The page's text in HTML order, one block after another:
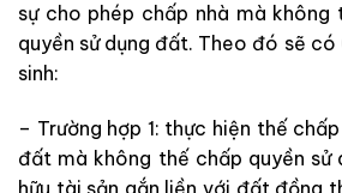
sự cho phép chấp nhà mà
quyền sử dụng đất. Theo đó sẽ
sinh:
– Trường hợp 1: thực hiện thế
đất mà không thế chấp quyền sử